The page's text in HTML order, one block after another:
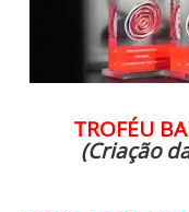
TROFÉU
(Criação